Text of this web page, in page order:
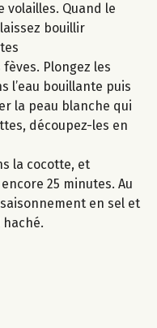
volailles. Quand le
bouillir
Plongez les
l’eau bouillante puis
la peau blanche qui
découpez-les en
la cocotte, et
25 minutes. Au
en sel et